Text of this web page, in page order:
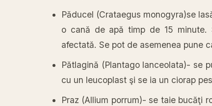
Păducel (Crataegus monogyra)se
o cană de apă timp de 15 minute.
afectată. Se pot de asemenea pune
Pătlagină (Plantago lanceolata)- se
cu un leucoplast şi se ia un ciorap
Praz (Allium porrum)- se taie bucăţi